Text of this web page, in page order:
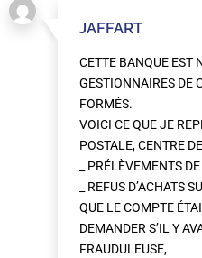
JAFFART
CETTE BANQUE EST
GESTIONNAIRES DE
FORMÉS.
VOICI CE QUE JE
POSTALE, CENTRE
_ PRÉLÈVEMENTS
_ REFUS D’ACHATS
QUE LE COMPTE
DEMANDER S’IL Y
FRAUDULEUSE,